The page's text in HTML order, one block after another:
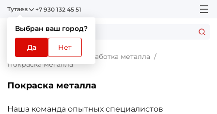
Тутаев
Выбран ваш город?
Да Нет
+7 930 132 45 51
Главная Услуги
Обработка металла
Покраска металла
Покраска металла
Наша команда опытных специалистов